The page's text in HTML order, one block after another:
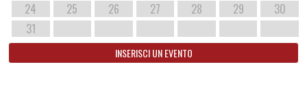
24
25 26 27 28 29
30
31
INSERISCI UN EVENTO